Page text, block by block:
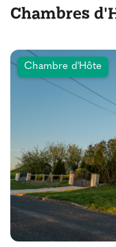
Chambres
Chambre d'Hôte